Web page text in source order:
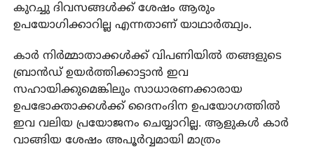
കുറച്ചു ദിവസങ്ങൾക്ക് ശേഷം ആരും
ഉപയോഗിക്കാറില്ല എന്നതാണ് യാഥാർത്ഥ്യം.
കാർ നിർമ്മാതാക്കൾക്ക് വിപണിയിൽ തങ്ങളുടെ
ബ്രാൻഡ് ഉയർത്തിക്കാട്ടാൻ ഇവ
സഹായിക്കുമെങ്കിലും സാധാരണക്കാരായ
ഉപഭോക്താക്കൾക്ക് ദൈനംദിന ഉപയോഗത്തിൽ
ഇവ വലിയ പ്രയോജനം ചെയ്യാറില്ല. ആളുകൾ കാർ
വാങ്ങിയ ശേഷം അപൂർവ്വമായി മാത്രം